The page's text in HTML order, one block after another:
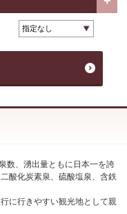
数、湧出量ともに日本一を誇
酸化炭素泉、硫酸塩泉、含鉄
に行きやすい観光地として親